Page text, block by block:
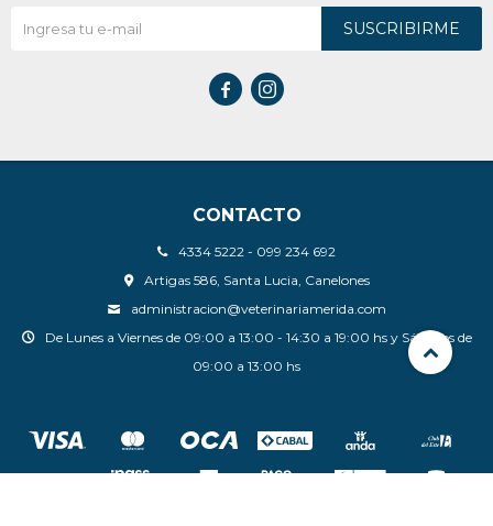
CONTACTO
4334 5222 - 099 234 692
Artigas 586, Santa Lucia, Canelones
administracion@veterinariamerida.com
De Lunes a Viernes de 09:00 a 13:00 - 14:30 a 19:00 hs y Sábados de
09:00 a 13:00 hs
SUSCRIBIRME
 